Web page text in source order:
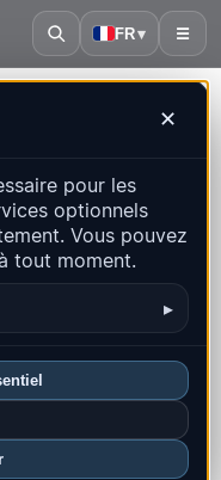
FR▾ ☰
✕
pour les
optionnels
Vous pouvez
tout moment.
▸
récents
dans ce pays